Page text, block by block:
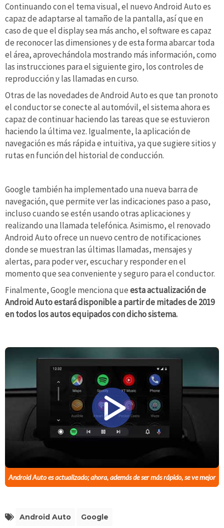
Continuando con el tema visual, el nuevo Android Auto es
capaz de adaptarse al tamaño de la pantalla, así que en
caso de que el display sea más ancho, el software es capaz
de reconocer las dimensiones y de esta forma abarcar toda
el área, aprovechándola mostrando más información, como
las instrucciones para el siguiente giro, los controles de
reproducción y las llamadas en curso.
Otras de las novedades de Android Auto es que tan pronoto
el conductor se conecte al automóvil, el sistema ahora es
capaz de continuar haciendo las tareas que se estuvieron
haciendo la última vez. Igualmente, la aplicación de
navegación es más rápida e intuitiva, ya que sugiere sitios y
rutas en función del historial de conducción.
Google también ha implementado una nueva barra de
navegación, que permite ver las indicaciones paso a paso,
incluso cuando se estén usando otras aplicaciones y
realizando una llamada telefónica. Asimismo, el renovado
Android Auto ofrece un nuevo centro de notificaciones
donde se muestran las últimas llamadas, mensajes y
alertas, para poder ver, escuchar y responder en el
momento que sea conveniente y seguro para el conductor.
Finalmente, Google menciona queesta actualización de
Android Auto estará disponible a partir de mitades de 2019
en todos los autos equipados con dicho sistema.
Android Auto es actualizado; ahora, además de ser más rápido, se ve mejor
Android Auto Google